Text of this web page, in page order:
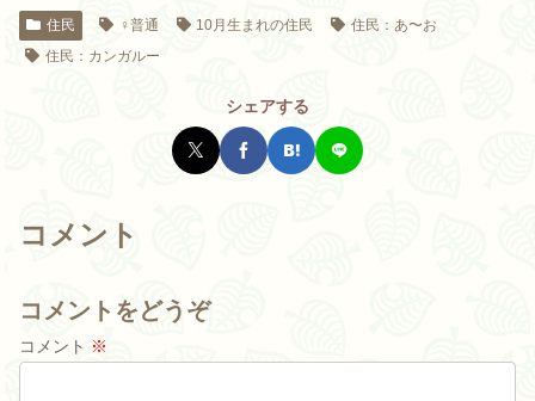
住民 ♀普通 10月生まれの住民
住民：あ〜お
住民：カンガルー
シェアする
コメント
コメントをどうぞ
コメント ※